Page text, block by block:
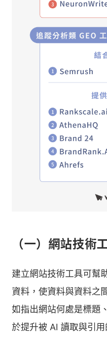
（一）網站技術
建立網站技術工具可幫
資料，使資料與資料之
如指出網站何處是標題
於提升被 AI 讀取與引用